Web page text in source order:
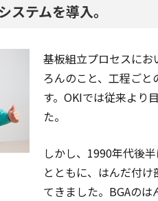
ステムを導入。
基板組立プロセスに
ろんのこと、工程ご
す。OKIでは従来より
た。
しかし、1990年代後
とともに、はんだ付
てきました。BGAの